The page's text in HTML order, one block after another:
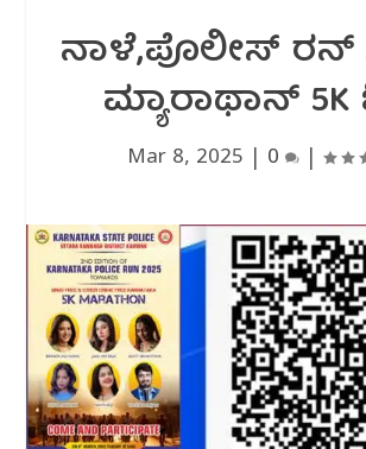
ನಾಳೆ,ಪೊಲೀಸ್ ರನ್
ಮ್ಯಾರಾಥಾನ್
Mar 8, 2025 0 |